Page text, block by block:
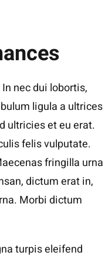
nec dui lobortis,
ligula a ultrices
ultricies et eu erat.
felis vulputate.
fringilla urna
dictum erat in,
Morbi dictum
turpis eleifend